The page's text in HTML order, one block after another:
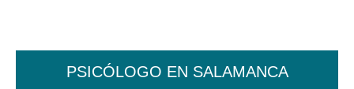
PSICÓLOGO EN SALAMANCA